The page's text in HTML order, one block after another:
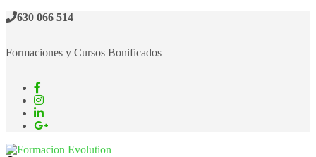
630 066 514
Formaciones y Cursos Bonificados